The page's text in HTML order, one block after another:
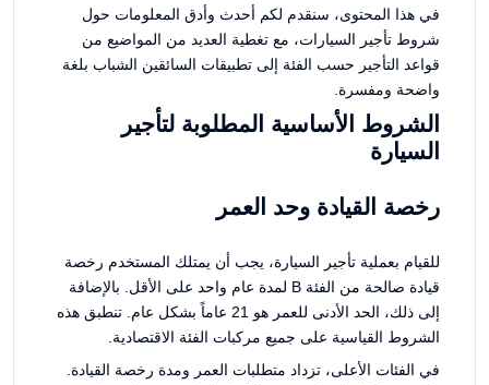
في هذا المحتوى، سنقدم لكم أحدث وأدق المعلومات حول
شروط تأجير السيارات، مع تغطية العديد من المواضيع من
قواعد التأجير حسب الفئة إلى تطبيقات السائقين الشباب بلغة
واضحة ومفسرة.
الشروط الأساسية المطلوبة لتأجير
السيارة
رخصة القيادة وحد العمر
للقيام بعملية تأجير السيارة، يجب أن يمتلك المستخدم رخصة
قيادة صالحة من الفئة B لمدة عام واحد على الأقل. بالإضافة
إلى ذلك، الحد الأدنى للعمر هو 21 عاماً بشكل عام. تنطبق هذه
الشروط القياسية على جميع مركبات الفئة الاقتصادية.
في الفئات الأعلى، تزداد متطلبات العمر ومدة رخصة القيادة.